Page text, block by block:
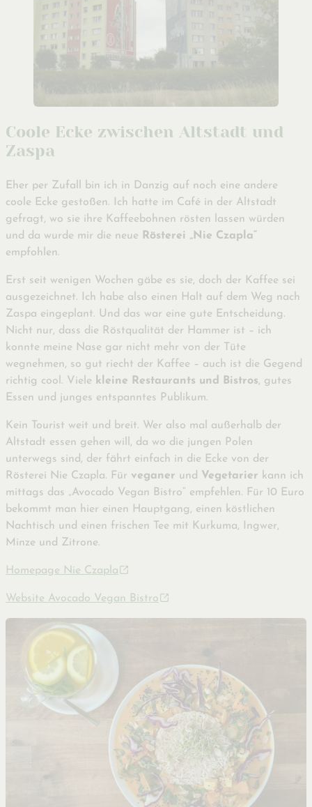
Coole Ecke zwischen Altstadt und
Zaspa
Eher per Zufall bin ich in Danzig auf noch eine andere
coole Ecke gestoßen. Ich hatte im Café in der Altstadt
gefragt, wo sie ihre Kaffeebohnen rösten lassen würden
und da wurde mir die neue Rösterei „Nie Czapla“
empfohlen.
Erst seit wenigen Wochen gäbe es sie, doch der Kaffee sei
ausgezeichnet. Ich habe also einen Halt auf dem Weg nach
Zaspa eingeplant. Und das war eine gute Entscheidung.
Nicht nur, dass die Röstqualität der Hammer ist – ich
konnte meine Nase gar nicht mehr von der Tüte
wegnehmen, so gut riecht der Kaffee – auch ist die Gegend
richtig cool. Viele kleine Restaurants und Bistros, gutes
Essen und junges entspanntes Publikum.
Kein Tourist weit und breit. Wer also mal außerhalb der
Altstadt essen gehen will, da wo die jungen Polen
unterwegs sind, der fährt einfach in die Ecke von der
Rösterei Nie Czapla. Für veganer und Vegetarier kann ich
mittags das „Avocado Vegan Bistro“ empfehlen. Für 10 Euro
bekommt man hier einen Hauptgang, einen köstlichen
Nachtisch und einen frischen Tee mit Kurkuma, Ingwer,
Minze und Zitrone.
Homepage Nie Czapla
Website Avocado Vegan Bistro